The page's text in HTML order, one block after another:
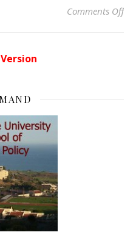
Comments Offon